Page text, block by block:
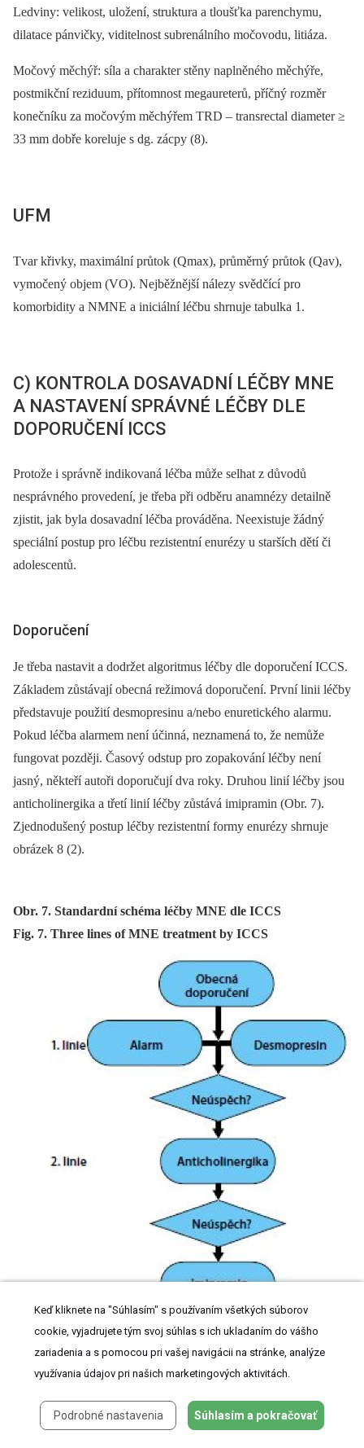
Ledviny: velikost, uložení, struktura a tloušťka parenchymu,
dilatace pánvičky, viditelnost subrenálního močovodu, litiáza.
Močový měchýř: síla a charakter stěny naplněného měchýře,
postmikční reziduum, přítomnost megaureterů, příčný rozměr
konečníku za močovým měchýřem TRD –⁠ transrectal diameter ≥
33 mm dobře koreluje s dg. zácpy (8).
UFM
Tvar křivky, maximální průtok (Qmax), průměrný průtok (Qav),
vymočený objem (VO). Nejběžnější nálezy svědčící pro
komorbidity a NMNE a iniciální léčbu shrnuje tabulka 1.
C) KONTROLA DOSAVADNÍ LÉČBY MNE
A NASTAVENÍ SPRÁVNÉ LÉČBY DLE
DOPORUČENÍ ICCS
Protože i správně indikovaná léčba může selhat z důvodů
nesprávného provedení, je třeba při odběru anamnézy detailně
zjistit, jak byla dosavadní léčba prováděna. Neexistuje žádný
speciální postup pro léčbu rezistentní enurézy u starších dětí či
adolescentů.
Doporučení
Je třeba nastavit a dodržet algoritmus léčby dle doporučení ICCS.
Základem zůstávají obecná režimová doporučení. První linii léčby
představuje použití desmopresinu a/nebo enuretického alarmu.
Pokud léčba alarmem není účinná, neznamená to, že nemůže
fungovat později. Časový odstup pro zopakování léčby není
jasný, někteří autoři doporučují dva roky. Druhou linií léčby jsou
anticholinergika a třetí linií léčby zůstává imipramin (Obr. 7).
Zjednodušený postup léčby rezistentní formy enurézy shrnuje
obrázek 8 (2).
Obr. 7. Standardní schéma léčby MNE dle ICCS
Fig. 7. Three lines of MNE treatment by ICCS
Obr. 8. Zjednodušené shrnutí léčby rezistentní formy enurézy
dle ICCS
Fig. 8. Simplified summary of resistant enuresis treatment by
ICCS
Keď kliknete na "Súhlasím" s používaním všetkých súborov
cookie, vyjadrujete tým svoj súhlas s ich ukladaním do vášho
zariadenia a s pomocou pri vašej navigácii na stránke, analýze
využívania údajov pri našich marketingových aktivitách.
Podrobné nastavenia Súhlasím a pokračovať